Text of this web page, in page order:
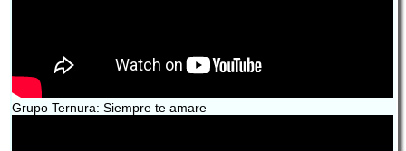
Grupo Ternura: Siempre te amare